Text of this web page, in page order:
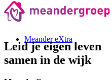
Meander eXtra
Leid je eigen leven
samen in de wijk